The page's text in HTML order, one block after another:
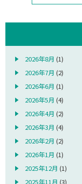
2026年8月 (1)
2026年7月 (2)
2026年6月 (1)
2026年5月 (4)
2026年4月 (2)
2026年3月 (4)
2026年2月 (2)
2026年1月 (1)
2025年12月 (1)
2025年11月 (3)